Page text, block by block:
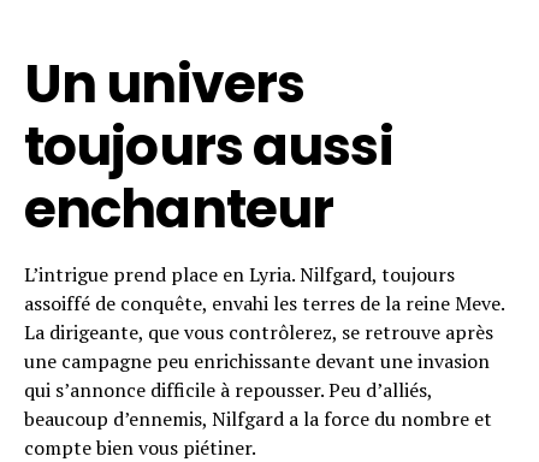
Un univers
toujours aussi
enchanteur
L’intrigue prend place en Lyria. Nilfgard, toujours
assoiffé de conquête, envahi les terres de la reine Meve.
La dirigeante, que vous contrôlerez, se retrouve après
une campagne peu enrichissante devant une invasion
qui s’annonce difficile à repousser. Peu d’alliés,
beaucoup d’ennemis, Nilfgard a la force du nombre et
compte bien vous piétiner.